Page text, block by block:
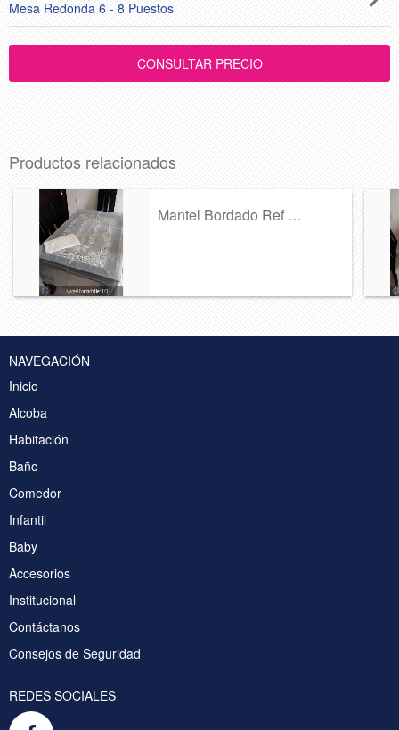
Mesa Redonda 6 - 8 Puestos
Productos relacionados
Mantel Bordado Ref 370
NAVEGACIÓN
Inicio
Alcoba
Habitación
Baño
Comedor
Infantil
Baby
Accesorios
Institucional
Contáctanos
Consejos de Seguridad
REDES SOCIALES